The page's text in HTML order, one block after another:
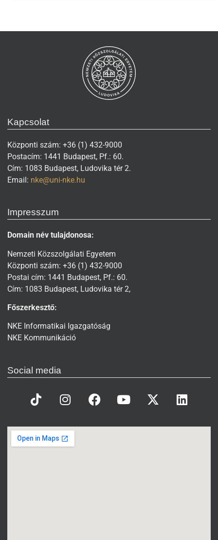
Kapcsolat
Központi szám: +36 (1) 432-9000
Postacím: 1441 Budapest, Pf.: 60.
Cím: 1083 Budapest, Ludovika tér 2.
Email: nke@uni-nke.hu
Impresszum
Domain név tulajdonosa:
Nemzeti Közszolgálati Egyetem
Központi szám: +36 (1) 432-9000
Postai cím: 1441 Budapest, Pf.: 60.
Cím: 1083 Budapest, Ludovika tér 2,
Főszerkesztő:
NKE Informatikai Igazgatóság
NKE Kommunikáció
Social media